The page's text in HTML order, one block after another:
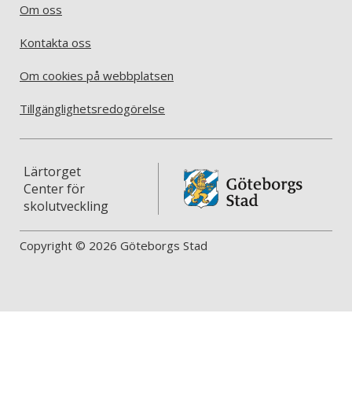
Om oss
Kontakta oss
Om cookies på webbplatsen
Tillgänglighetsredogörelse
Lärtorget
Center för
skolutveckling
Copyright © 2026 Göteborgs Stad